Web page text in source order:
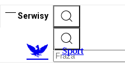
Serwisy
Sport